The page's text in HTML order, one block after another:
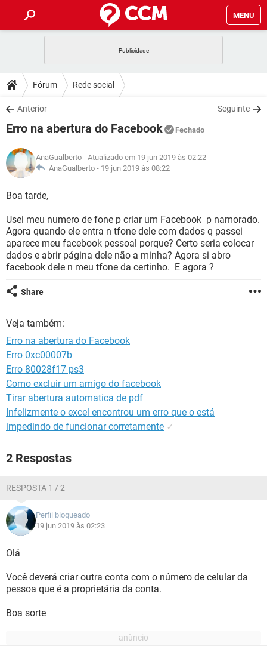
MENU
CELULAR
OUTLOOK
INSTAGRAM GMAIL
GUIA DE COMPRAS
DICAS
JOGOS
INSTAGRAM GMAIL
GUIA DE COMPRAS
DOWNLOADS
JOGOS WHATSAPP
CELULAR
OUTLOOK EXCEL
INSTAGRAM
JOGOS WHATSAPP
CELULAR
OUTLOOK
INSTAGRAM GMAIL
GUIA DE COMPRAS
GLOSSÁRIO
OUTLOOK EXCEL
INSTAGRAM GMAIL
GUIA DE COMPRAS
Fórum Rede social
Anterior Seguinte
Erro na abertura do Facebook Fechado
AnaGualberto - Atualizado em 19 jun 2019 às 02:22
AnaGualberto - 19 jun 2019 às 08:22
Boa tarde,
Usei meu numero de fone p criar um Facebook p namorado.
Agora quando ele entra n tfone dele com dados q passei
aparece meu facebook pessoal porque? Certo seria colocar
dados e abrir página dele não a minha? Agora si abro
facebook dele n meu tfone da certinho. E agora ?
Share
Veja também:
Erro na abertura do Facebook
Erro 0xc00007b
Erro 80028f17 ps3
Como excluir um amigo do facebook
Tirar abertura automatica de pdf
Infelizmente o excel encontrou um erro que o está
impedindo de funcionar corretamente ✓
2 Respostas
RESPOSTA 1 / 2
Perfil bloqueado
19 jun 2019 às 02:23
Olá
Você deverá criar outra conta com o número de celular da
pessoa que é a proprietária da conta.
Boa sorte